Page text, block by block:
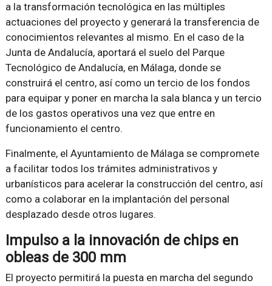
a la transformación tecnológica en las múltiples
actuaciones del proyecto y generará la transferencia de
conocimientos relevantes al mismo. En el caso de la
Junta de Andalucía, aportará el suelo del Parque
Tecnológico de Andalucía, en Málaga, donde se
construirá el centro, así como un tercio de los fondos
para equipar y poner en marcha la sala blanca y un tercio
de los gastos operativos una vez que entre en
funcionamiento el centro.
Finalmente, el Ayuntamiento de Málaga se compromete
a facilitar todos los trámites administrativos y
urbanísticos para acelerar la construcción del centro, así
como a colaborar en la implantación del personal
desplazado desde otros lugares.
Impulso a la innovación de chips en
obleas de 300 mm
El proyecto permitirá la puesta en marcha del segundo